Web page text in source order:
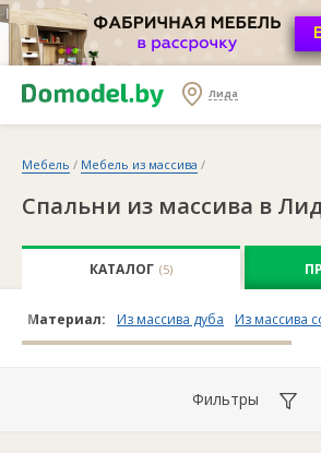
Лида
Мебель / Мебель из массива /
Спальни из массива в
КАТАЛОГ (5)
Материал: Из массива дуба Из массива
Фильтры